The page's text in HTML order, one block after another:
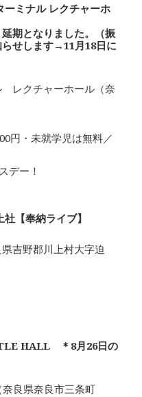
ーミナル レクチャーホ
期となりました。（振
せします→11月18日に
レクチャーホール（奈
円・未就学児は無料／
デー！
【奉納ライブ】
吉野郡川上村大字迫
HALL ＊8月26日の
良県奈良市三条町